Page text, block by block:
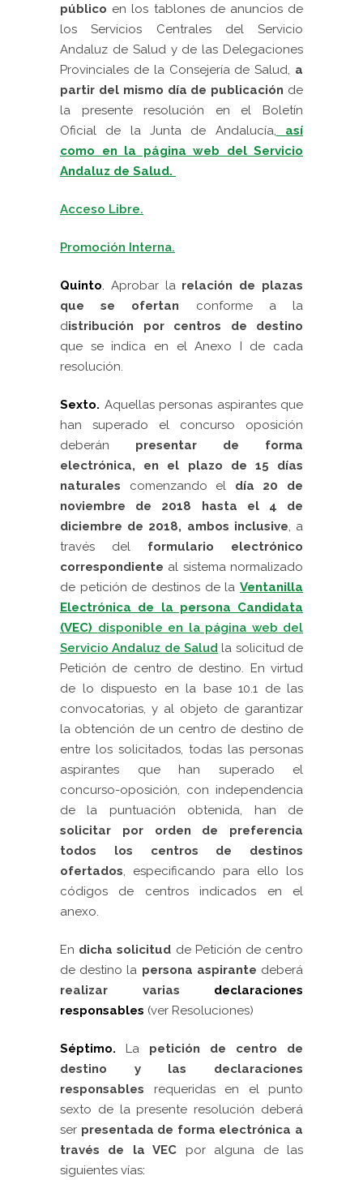
público en los tablones de anuncios de
los Servicios Centrales del Servicio
Andaluz de Salud y de las Delegaciones
Provinciales de la Consejería de Salud, a
partir del mismo día de publicación de
la presente resolución en el Boletín
Oficial de la Junta de Andalucía, así
como en la página web del Servicio
Andaluz de Salud.
Acceso Libre.
Promoción Interna.
Quinto. Aprobar la relación de plazas
que se ofertan conforme a la
distribución por centros de destino
que se indica en el Anexo I de cada
resolución.
Sexto. Aquellas personas aspirantes que
han superado el concurso oposición
deberán presentar de forma
electrónica, en el plazo de 15 días
naturales comenzando el día 20 de
noviembre de 2018 hasta el 4 de
diciembre de 2018, ambos inclusive, a
través del formulario electrónico
correspondiente al sistema normalizado
de petición de destinos de la Ventanilla
Electrónica de la persona Candidata
(VEC) disponible en la página web del
Servicio Andaluz de Salud la solicitud de
Petición de centro de destino. En virtud
de lo dispuesto en la base 10.1 de las
convocatorias, y al objeto de garantizar
la obtención de un centro de destino de
entre los solicitados, todas las personas
aspirantes que han superado el
concurso-oposición, con independencia
de la puntuación obtenida, han de
solicitar por orden de preferencia
todos los centros de destinos
ofertados, especificando para ello los
códigos de centros indicados en el
anexo.
En dicha solicitud de Petición de centro
de destino la persona aspirante deberá
realizar varias
declaraciones
responsables (ver Resoluciones)
Séptimo. La petición de centro de
destino y las declaraciones
responsables requeridas en el punto
sexto de la presente resolución deberá
ser presentada de forma electrónica a
través de la VEC por alguna de las
siguientes vías: